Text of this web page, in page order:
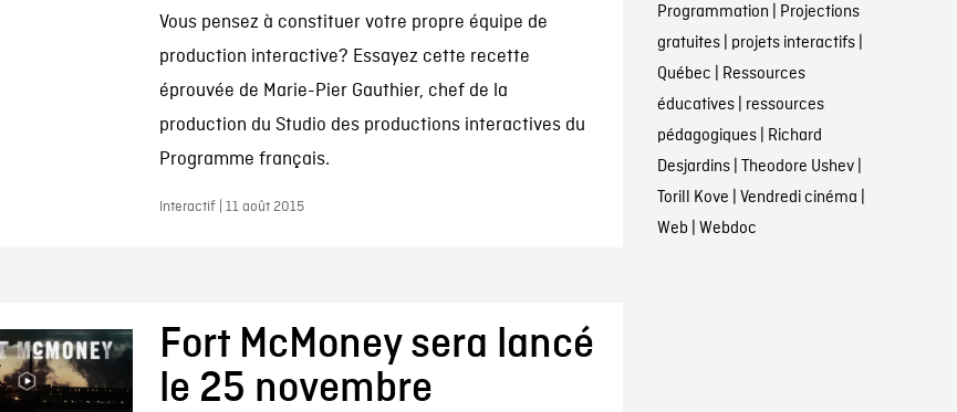
Vous pensez à constituer votre propre équipe de
production interactive? Essayez cette recette
éprouvée de Marie-Pier Gauthier, chef de la
production du Studio des productions interactives du
Programme français.
Interactif | 11 août 2015
Fort McMoney sera lancé
le 25 novembre
Programmation | Projections
gratuites| projets interactifs|
Québec | Ressources
éducatives| ressources
pédagogiques| Richard
Desjardins| Theodore Ushev|
Torill Kove | Vendredi cinéma |
Web | Webdoc